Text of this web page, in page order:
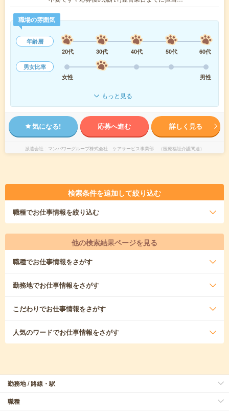
職場の雰囲気
年齢層
20代
30代 40代 50代
60代
男女比率
女性
男性
もっと見る
気になる! 応募へ進む 詳しく見る
派遣会社 マンパワーグループ株式会社 ケアサービス事業部 （医療福祉介護関連）
検索条件を追加して絞り込む
職種でお仕事情報を絞り込む
他の検索結果ページを見る
職種でお仕事情報をさがす
勤務地でお仕事情報をさがす
こだわりでお仕事情報をさがす
人気のワードでお仕事情報をさがす
勤務地 / 路線・駅
職種